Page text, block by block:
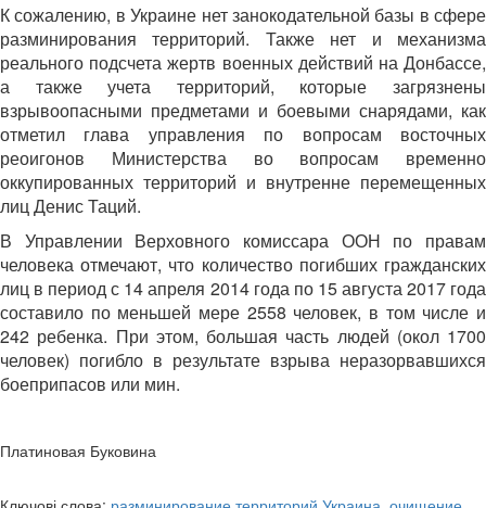
К сожалению, в Украине нет занокодательной базы в сфере
разминирования территорий. Также нет и механизма
реального подсчета жертв военных действий на Донбассе,
а также учета территорий, которые загрязнены
взрывоопасными предметами и боевыми снарядами, как
отметил глава управления по вопросам восточных
реоигонов Министерства во вопросам временно
оккупированных территорий и внутренне перемещенных
лиц Денис Таций.
В Управлении Верховного комиссара ООН по правам
человека отмечают, что количество погибших гражданских
лиц в период с 14 апреля 2014 года по 15 августа 2017 года
составило по меньшей мере 2558 человек, в том числе и
242 ребенка. При этом, большая часть людей (окол 1700
человек) погибло в результате взрыва неразорвавшихся
боеприпасов или мин.
Платиновая Буковина